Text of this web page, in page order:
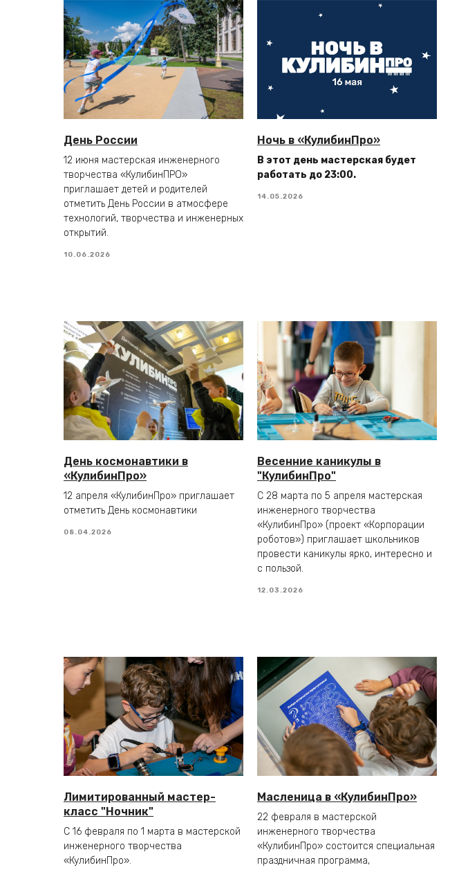
День России
12 июня мастерская инженерного
творчества «КулибинПРО»
приглашает детей и родителей
отметить День России в атмосфере
технологий, творчества и инженерных
открытий.
10.06.2026
Ночь в «КулибинПро»
В этот день мастерская будет
работать до 23:00.
14.05.2026
День космонавтики в
«КулибинПро»
12 апреля «КулибинПро» приглашает
отметить День космонавтики
08.04.2026
Весенние каникулы в
"КулибинПро"
С 28 марта по 5 апреля мастерская
инженерного творчества
«КулибинПро» (проект «Корпорации
роботов») приглашает школьников
провести каникулы ярко, интересно и
с пользой.
12.03.2026
Лимитированный мастер-
класс "Ночник"
С 16 февраля по 1 марта в мастерской
инженерного творчества
«КулибинПро».
Масленица в «КулибинПро»
22 февраля в мастерской
инженерного творчества
«КулибинПро» состоится специальная
праздничная программа,